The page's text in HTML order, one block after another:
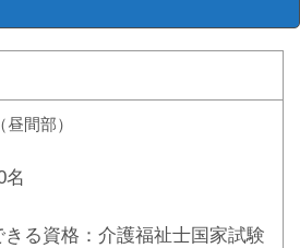
間部）
名
きる資格：介護福祉士国家試験